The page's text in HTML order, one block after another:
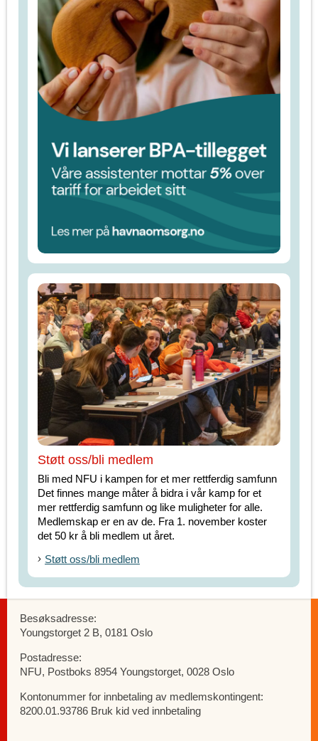
Støtt oss/bli medlem
Bli med NFU i kampen for et mer rettferdig samfunn
Det finnes mange måter å bidra i vår kamp for et
mer rettferdig samfunn og like muligheter for alle.
Medlemskap er en av de. Fra 1. november koster
det 50 kr å bli medlem ut året.
Støtt oss/bli medlem
Besøksadresse:
Youngstorget 2 B, 0181 Oslo
Postadresse:
NFU, Postboks 8954 Youngstorget, 0028 Oslo
Kontonummer for innbetaling av medlemskontingent:
8200.01.93786 Bruk kid ved innbetaling